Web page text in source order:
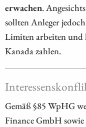
erwachen.
sollten Anleger
Limiten arbeiten und
Kanada zahlen.
Gemäß §85 WpHG
Finance GmbH